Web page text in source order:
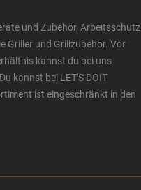
und Zubehör, Arbeitsschutz
Griller und Grillzubehör. Vor
kannst du bei uns
kannst bei LET'S DOIT
ist eingeschränkt in den